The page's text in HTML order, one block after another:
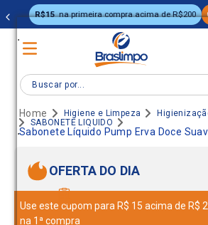
.
.
R$15 na primeira compra acima de R$200
Buscar por...
Higiene e Limpeza
SABONETE LIQUIDO
Sabonete Líquido Pump Erva Doce
OFERTA DO DIA
Use este cupom para R$ 15 acima de R$
na 1ª compra